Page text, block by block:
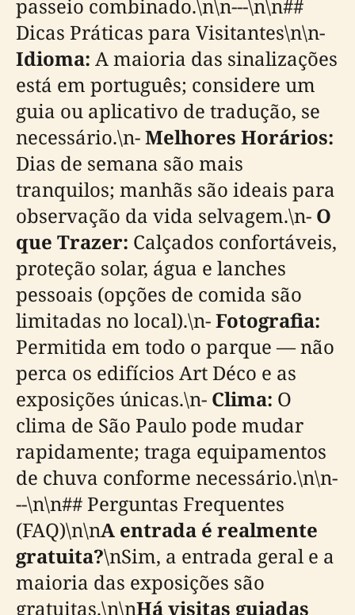
passeio combinado.\n\n---\n\n##
Dicas Práticas para Visitantes\n\n-
Idioma: A maioria das sinalizações
está em português; considere um
guia ou aplicativo de tradução, se
necessário.\n-Melhores Horários:
Dias de semana são mais
tranquilos; manhãs são ideais para
observação da vida selvagem.\n- O
que Trazer: Calçados confortáveis,
proteção solar, água e lanches
pessoais (opções de comida são
limitadas no local).\n-Fotografia:
Permitida em todo o parque — não
perca os edifícios Art Déco e as
exposições únicas.\n- Clima: O
clima de São Paulo pode mudar
rapidamente; traga equipamentos
de chuva conforme necessário.\n\n-
--\n\n## Perguntas Frequentes
(FAQ)\n\nA entrada é realmente
gratuita?\nSim, a entrada geral e a
maioria das exposições são
gratuitas.\n\nHá visitas guiadas